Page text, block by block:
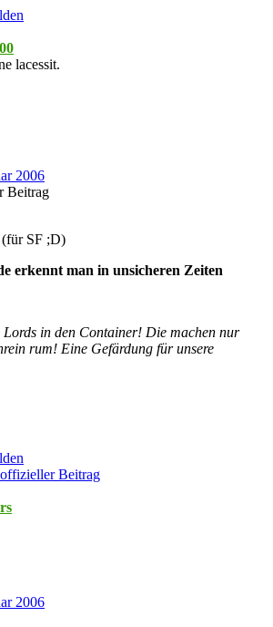
lacessit.
2006
Beitrag
(für SF ;D)
erkennt man in unsicheren Zeiten
Lords in den Container! Die machen nur
rum! Eine Gefärdung für unsere
Beitrag
2006